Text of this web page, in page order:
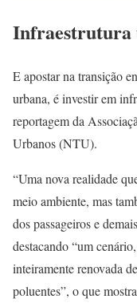
Infraestrutura
E apostar na transição
urbana, é investir em
reportagem da
Urbanos (NTU).
“Uma nova realidade
meio ambiente, mas
dos passageiros e
destacando “um
inteiramente renovada
poluentes”, o que